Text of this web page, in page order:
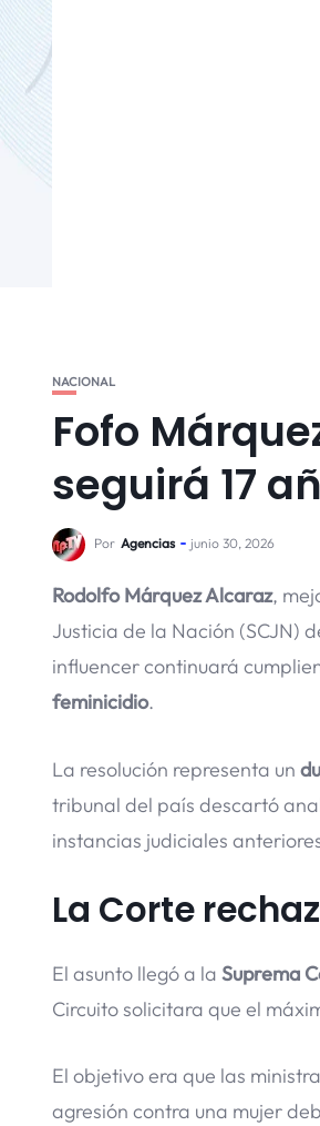
NACIONAL
Fofo
seguirá 17
Por Agencias junio 30, 2026
Rodolfo Márquez Alcaraz,
Justicia de la Nación (SCJN)
influencer continuará
feminicidio.
La resolución representa un
tribunal del país descartó
instancias judiciales
La Corte
El asunto llegó a la Suprema
Circuito solicitara que el
El objetivo era que las
agresión contra una mujer